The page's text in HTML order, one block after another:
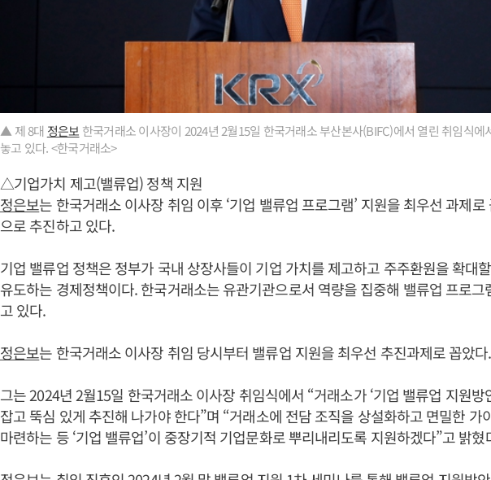
▲ 제 8대 정은보 한국거래소 이사장이 2024년 2월15일 한국거래소 부산본사(BIFC)에서 열린 취임식에
놓고 있다. <한국거래소>
△기업가치 제고(밸류업) 정책 지원
정은보는 한국거래소 이사장 취임 이후 ‘기업 밸류업 프로그램’ 지원을 최우선 과제로
으로 추진하고 있다.
기업 밸류업 정책은 정부가 국내 상장사들이 기업 가치를 제고하고 주주환원을 확대
유도하는 경제정책이다. 한국거래소는 유관기관으로서 역량을 집중해 밸류업 프로그
고 있다.
정은보는 한국거래소 이사장 취임 당시부터 밸류업 지원을 최우선 추진과제로 꼽았다.
그는 2024년 2월15일 한국거래소 이사장 취임식에서 “거래소가 ‘기업 밸류업 지원방
잡고 뚝심 있게 추진해 나가야 한다”며 “거래소에 전담 조직을 상설화하고 면밀한 가
마련하는 등 ‘기업 밸류업’이 중장기적 기업문화로 뿌리내리도록 지원하겠다”고 밝혔